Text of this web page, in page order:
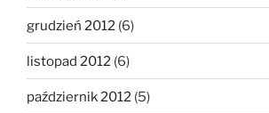
grudzień 2012 (6)
listopad 2012 (6)
październik 2012 (5)